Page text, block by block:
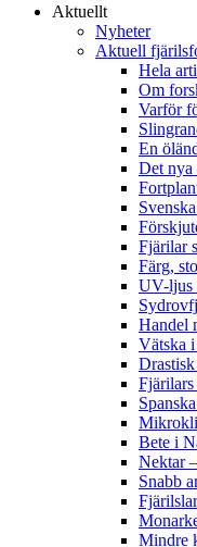
Aktuellt
Nyheter
Aktuell
Hela
Om
Varför
En
Det nya
Fjärilar
Färg,
UV-ljus
Handel
Vätska
Bete i
Nektar
Snabb
Mindre